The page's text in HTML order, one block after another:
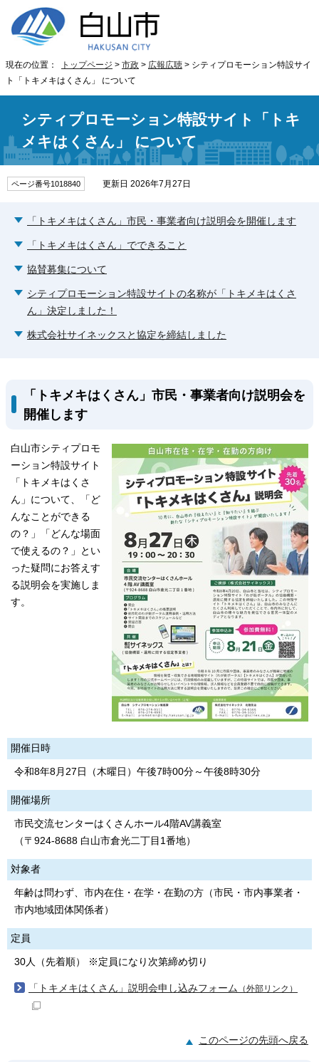
現在の位置： トップページ > 市政 > 広報広聴 > シティプロモーション特設サイ
ト「トキメキはくさん」 について
シティプロモーション特設サイト「トキ
メキはくさん」 について
ページ番号1018840 更新日 2026年7月27日
「トキメキはくさん」市民・事業者向け説明会を開催します
「トキメキはくさん」でできること
協賛募集について
シティプロモーション特設サイトの名称が「トキメキはくさ
ん」決定しました！
株式会社サイネックスと協定を締結しました
「トキメキはくさん」市民・事業者向け説明会を
開催します
白山市シティプロモ
ーション特設サイト
「トキメキはくさ
ん」について、「ど
んなことができる
の？」「どんな場面
で使えるの？」とい
った疑問にお答えす
る説明会を実施しま
す。
開催日時
令和8年8月27日（木曜日）午後7時00分～午後8時30分
開催場所
市民交流センターはくさんホール4階AV講義室
（〒924-8688 白山市倉光二丁目1番地）
対象者
年齢は問わず、市内在住・在学・在勤の方（市民・市内事業者・
市内地域団体関係者）
定員
30人（先着順） ※定員になり次第締め切り
「トキメキはくさん」説明会申し込みフォーム （外部リンク）
このページの先頭へ戻る